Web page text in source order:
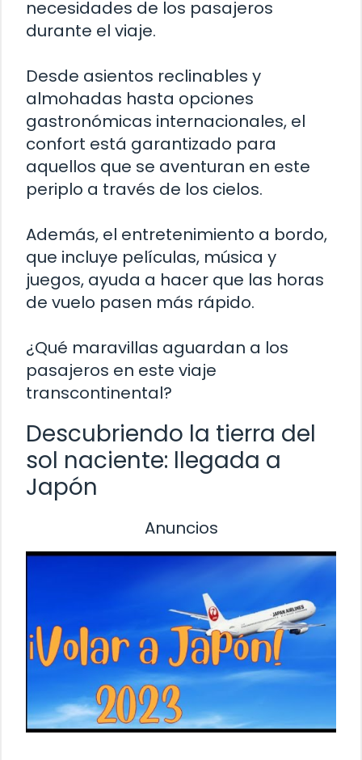
necesidades de los pasajeros
durante el viaje.
Desde asientos reclinables y
almohadas hasta opciones
gastronómicas internacionales, el
confort está garantizado para
aquellos que se aventuran en este
periplo a través de los cielos.
Además, el entretenimiento a bordo,
que incluye películas, música y
juegos, ayuda a hacer que las horas
de vuelo pasen más rápido.
¿Qué maravillas aguardan a los
pasajeros en este viaje
transcontinental?
Descubriendo la tierra del
sol naciente: llegada a
Japón
Anuncios